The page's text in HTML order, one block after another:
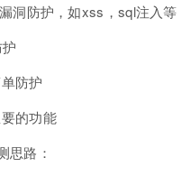
漏洞防护，如xss，sql注入等
防护
要的功能
思路：